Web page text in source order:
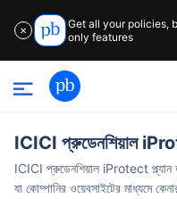
✕
Get all your policies,
only features
ICICI প্রুডেনশিয়াল
ICICI প্রুডেনশিয়াল iProtect প্ল্যান
যা কোম্পানির ওয়েবসাইটের মাধ্যমে